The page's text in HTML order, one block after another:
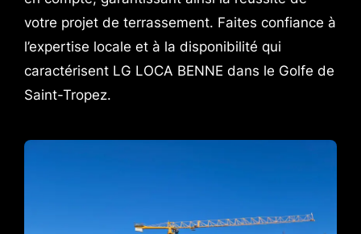
votre projet de terrassement. Faites confiance à
l’expertise locale et à la disponibilité qui
caractérisent LG LOCA BENNE dans le Golfe de
Saint-Tropez.